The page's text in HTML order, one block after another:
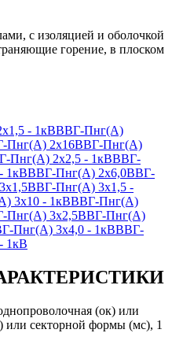
с изоляцией и оболочкой
горение, в плоском
- 1кВВВГ-Пнг(А)
Пнг(А) 2х16ВВГ-Пнг(А)
Пнг(А) 2х2,5 - 1кВВВГ-
1кВВВГ-Пнг(А) 2х6,0ВВГ-
ВВГ-Пнг(А) 3х1,5 -
3х10 - 1кВВВГ-Пнг(А)
Пнг(А) 3х2,5ВВГ-Пнг(А)
Пнг(А) 3х4,0 - 1кВВВГ-
1кВ
(ок) или
или секторной формы (мс), 1